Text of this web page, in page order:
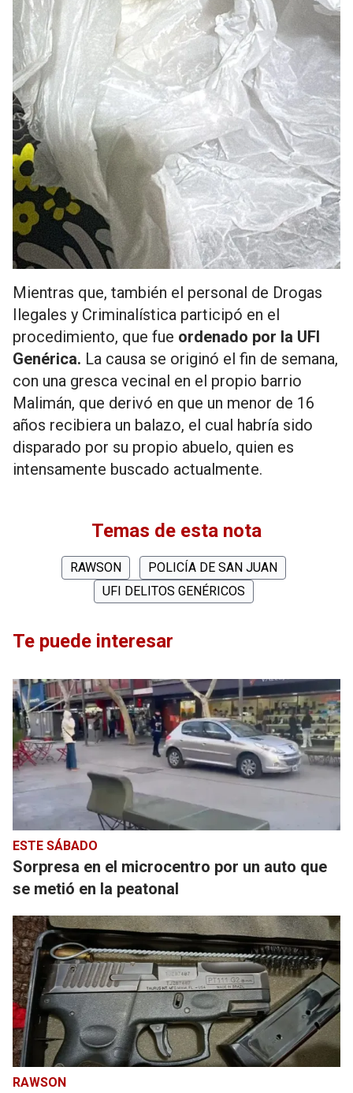
Mientras que, también el personal de Drogas
Ilegales y Criminalística participó en el
procedimiento, que fue ordenado por la UFI
Genérica. La causa se originó el fin de semana,
con una gresca vecinal en el propio barrio
Malimán, que derivó en que un menor de 16
años recibiera un balazo, el cual habría sido
disparado por su propio abuelo, quien es
intensamente buscado actualmente.
Temas de esta nota
RAWSON
POLICÍA DE SAN JUAN
UFI DELITOS GENÉRICOS
Te puede interesar
ESTE SÁBADO
Sorpresa en el microcentro por un auto que
se metió en la peatonal
RAWSON